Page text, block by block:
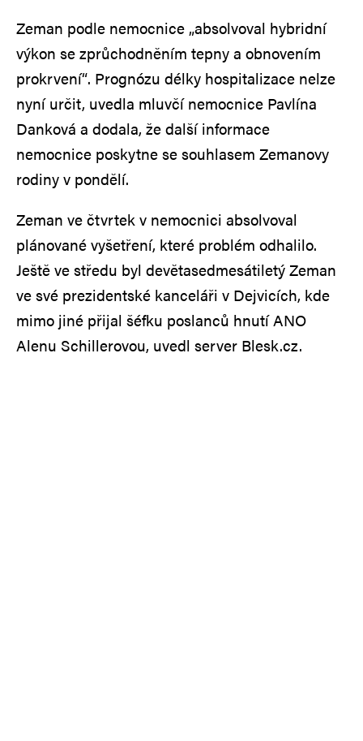
Zeman podle nemocnice „absolvoval hybridní
výkon se zprůchodněním tepny a obnovením
prokrvení“. Prognózu délky hospitalizace nelze
nyní určit, uvedla mluvčí nemocnice Pavlína
Danková a dodala, že další informace
nemocnice poskytne se souhlasem Zemanovy
rodiny v pondělí.
Zeman ve čtvrtek v nemocnici absolvoval
plánované vyšetření, které problém odhalilo.
Ještě ve středu byl devětasedmesátiletý Zeman
ve své prezidentské kanceláři v Dejvicích, kde
mimo jiné přijal šéfku poslanců hnutí ANO
Alenu Schillerovou, uvedl server Blesk.cz.